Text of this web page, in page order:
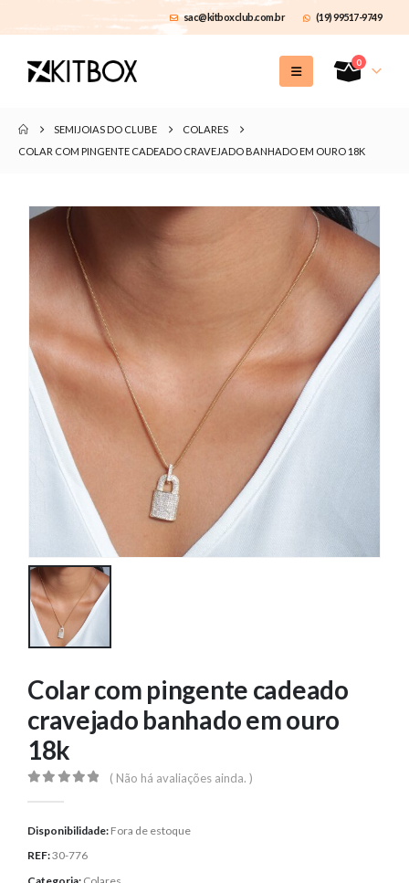
sac@kitboxclub.com.br (19) 99517-9749
0
SEMIJOIAS DO CLUBE
COLARES
COLAR COM PINGENTE CADEADO CRAVEJADO BANHADO EM OURO 18K
Colar com pingente cadeado
cravejado banhado em ouro
18k
( Não há avaliações ainda. )
Disponibilidade: Fora de estoque
REF:30-776